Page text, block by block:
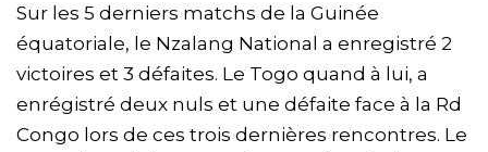
Sur les 5 derniers matchs de la Guinée
équatoriale, le Nzalang National a enregistré 2
victoires et 3 défaites. Le Togo quand à lui, a
enrégistré deux nuls et une défaite face à la Rd
Congo lors de ces trois dernières rencontres. Le